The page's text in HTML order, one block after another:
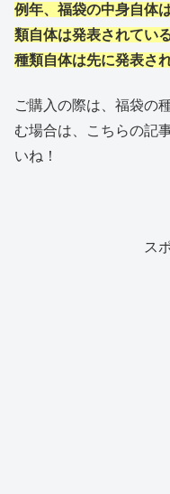
例年、福袋の中身自体
類自体は発表されてい
種類自体は先に発表さ
ご購入の際は、福袋の
む場合は、こちらの記
いね！
ス